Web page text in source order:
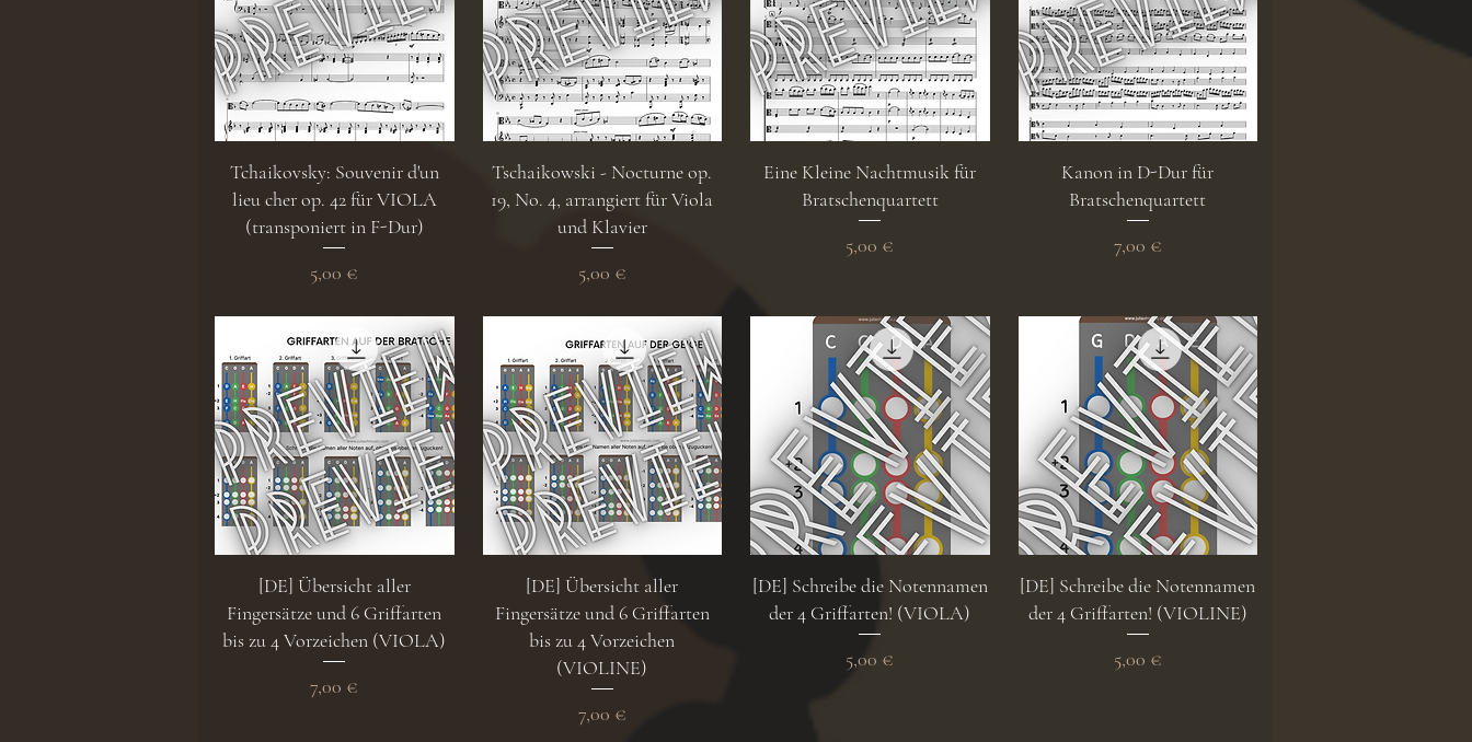
Schnellansicht
Tchaikovsky: Souvenir d'un
lieu cher op. 42 für VIOLA
(transponiert in F-Dur)
Preis
5,00 €
Schnellansicht
Tschaikowski - Nocturne op.
19, No. 4, arrangiert für Viola
und Klavier
Preis
5,00 €
Schnellansicht
Eine Kleine Nachtmusik für
Bratschenquartett
Preis
5,00 €
Schnellansicht
Kanon in D-Dur für
Bratschenquartett
Preis
7,00 €
Schnellansicht
[DE] Übersicht aller
Fingersätze und 6 Griffarten
bis zu 4 Vorzeichen (VIOLA)
Preis
7,00 €
Schnellansicht
[DE] Übersicht aller
Fingersätze und 6 Griffarten
bis zu 4 Vorzeichen
(VIOLINE)
Preis
7,00 €
Schnellansicht
[DE] Schreibe die Notennamen
der 4 Griffarten! (VIOLA)
Preis
5,00 €
Schnellansicht
[DE] Schreibe die Notennamen
der 4 Griffarten! (VIOLINE)
Preis
5,00 €